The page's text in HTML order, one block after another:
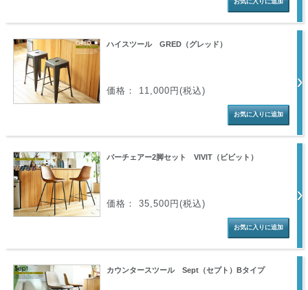
ハイスツール GRED（グレッド）
価格： 11,000円(税込)
バーチェアー2脚セット VIVIT（ビビット）
価格： 35,500円(税込)
カウンタースツール Sept（セプト）Bタイプ